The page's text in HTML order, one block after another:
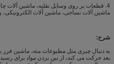
4. قطعات بر روی وسایل نقلیه، ماشین آلات
ماشین آلات نساجی، ماشین آلات
شرح:
به دنبال چیزی مثل مطبوعات مته، ماشین فرز
بعد حرکت می کند، از بین بردن مواد برای